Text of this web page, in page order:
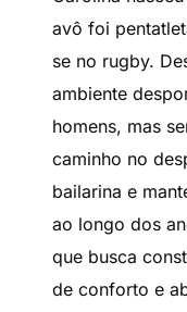
avô foi
se no rugby.
ambiente
homens, mas
caminho no
bailarina e
ao longo dos
que busca
de conforto e